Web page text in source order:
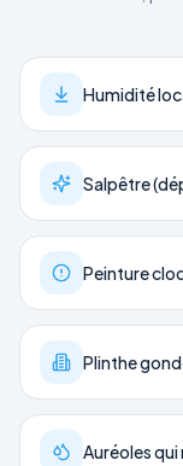
Humidité
Salpêtre
Peinture
Plinthe
Auréoles